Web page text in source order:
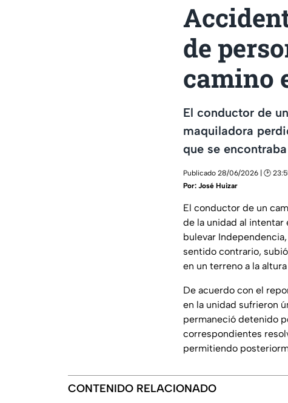
de
camino
El conductor de
maquiladora
que se
Publicado 28/06/2026 | 🕑
Por: José Huizar
El conductor de un
de la unidad al intentar
bulevar
sentido contrario,
en un terreno a la
De acuerdo con el
en la unidad sufrieron
permaneció detenido
correspondientes
permitiendo
CONTENIDO RELACIONADO